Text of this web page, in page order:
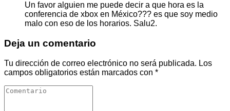
Un favor alguien me puede decir a que hora es la
conferencia de xbox en México??? es que soy medio
malo con eso de los horarios. Salu2.
Deja un comentario
Tu dirección de correo electrónico no será publicada. Los
campos obligatorios están marcados con *